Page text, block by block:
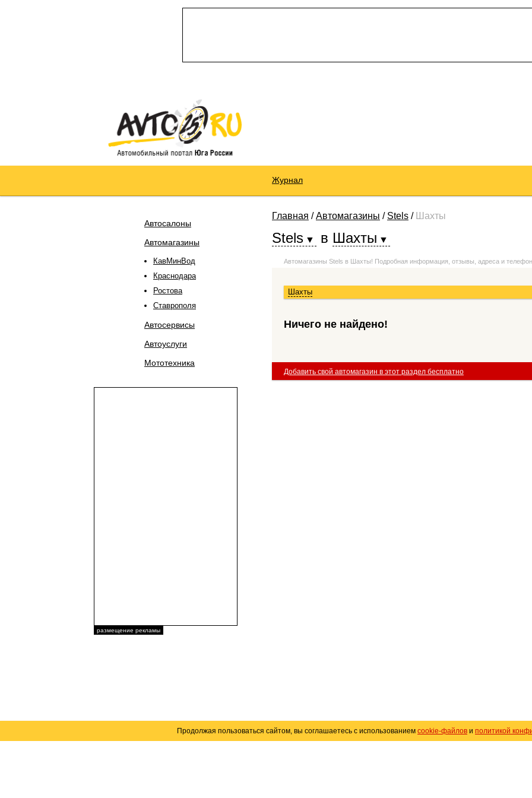
Журнал
Автосалоны
Автомагазины
КавМинВод
Краснодара
Ростова
Ставрополя
Автосервисы
Автоуслуги
Мототехника
размещение рекламы
Главная /Автомагазины / Stels / Шахты
Stels в Шахты
Автомагазины Stels в Шахты! Подробная информация, отзывы, адреса и
Шахты
Ничего не найдено!
Добавить свой автомагазин в этот раздел бесплатно
Продолжая пользоваться сайтом, вы соглашаетесь с использованием cookie-файлов и политикой